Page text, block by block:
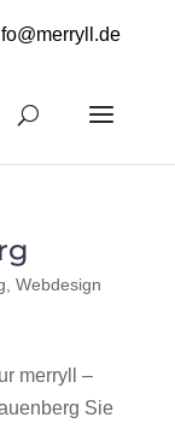
Webdesign
merryll –
Sie